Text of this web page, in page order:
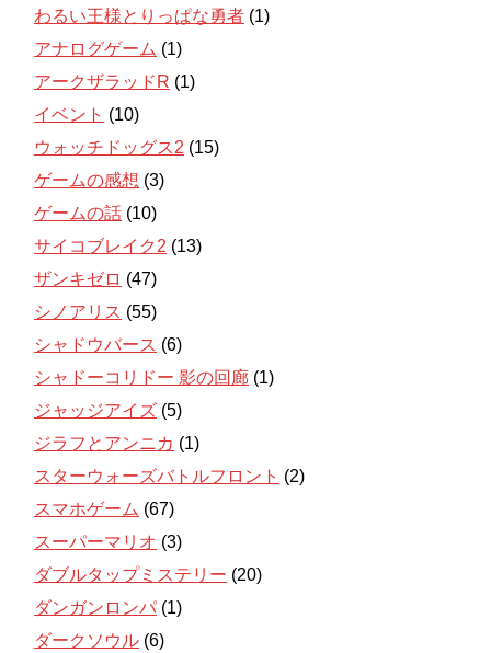
わるい王様とりっぱな勇者 (1)
アナログゲーム (1)
アークザラッドR (1)
イベント (10)
ウォッチドッグス2 (15)
ゲームの感想 (3)
ゲームの話 (10)
サイコブレイク2 (13)
ザンキゼロ (47)
シノアリス (55)
シャドウバース (6)
シャドーコリドー 影の回廊 (1)
ジャッジアイズ (5)
ジラフとアンニカ (1)
スターウォーズバトルフロント (2)
スマホゲーム (67)
スーパーマリオ (3)
ダブルタップミステリー (20)
ダンガンロンパ (1)
ダークソウル (6)